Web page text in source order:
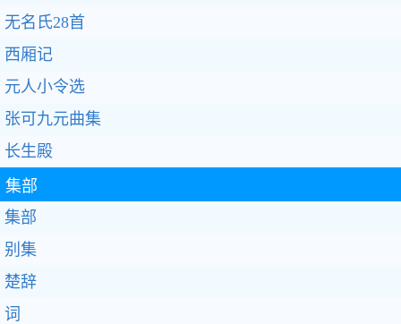
无名氏28首
西厢记
元人小令选
张可九元曲集
长生殿
集部
集部
别集
楚辞
词